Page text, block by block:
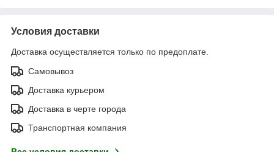
Условия доставки
Доставка осуществляется только по предоплате.
Самовывоз
Доставка курьером
Доставка в черте города
Транспортная компания